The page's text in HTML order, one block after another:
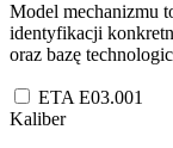
Model mechanizmu
identyfikacji
oraz bazę
ETA E03.001
Kaliber